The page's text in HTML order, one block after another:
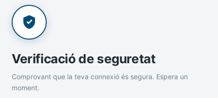
Verificació de seguretat
Comprovant que la teva connexió és segura. Espera un
moment.